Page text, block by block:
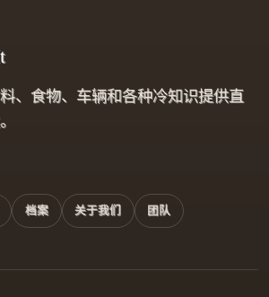
档案 关于我们 团队
、食物、车辆和各种冷知识提供直